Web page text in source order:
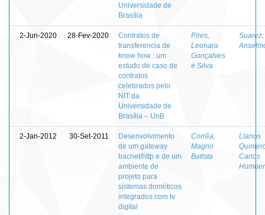
Universidade de
Brasília
2-Jun-2020 28-Fev-2020
Contratos de
transferencia de
know how : um
estudo de caso de
contratos
celebrados pelo
NIT da
Universidade de
Brasília – UnB
Pires,
Leonara
Gonçalves
e Silva
2-Jan-2012 30-Set-2011
Desenvolvimento
de um gateway
bacnet/http e de um
ambiente de
projeto para
sistemas domóticos
integrados com tv
digital
Corrêa,
Magno
Batista
Llanos
Carlos